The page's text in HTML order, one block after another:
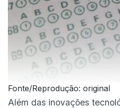
Fonte/Reprodução: original
Além das inovações